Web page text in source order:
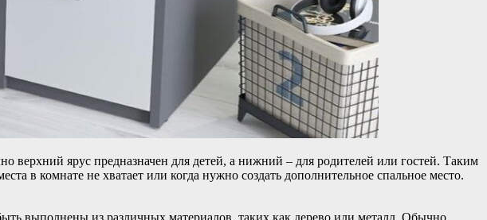
верхний ярус предназначен для детей, а нижний – для родителей или гостей. Таким
в комнате не хватает или когда нужно создать дополнительное спальное место.
выполнены из различных материалов, таких как дерево или металл. Обычно